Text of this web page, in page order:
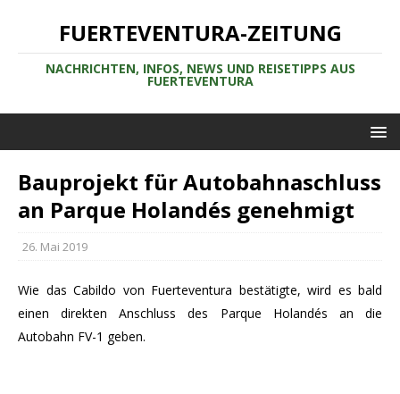
FUERTEVENTURA-ZEITUNG
NACHRICHTEN, INFOS, NEWS UND REISETIPPS AUS
FUERTEVENTURA
Bauprojekt für Autobahnaschluss
an Parque Holandés genehmigt
26. Mai 2019
Wie das Cabildo von Fuerteventura bestätigte, wird es bald
einen direkten Anschluss des Parque Holandés an die
Autobahn FV-1 geben.